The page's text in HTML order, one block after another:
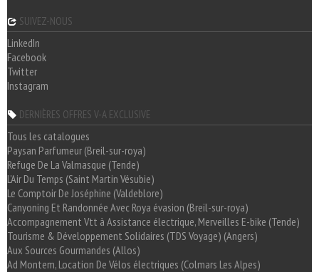
SUIVEZ-NOUS
LinkedIn
Facebook
Twitter
Instagram
DERNIÈRES OFFRES V-A EXCLUSIVE
Tous les catalogues
Paysan Parfumeur (Breil-sur-roya)
Refuge De La Valmasque (Tende)
L'Air Du Temps (Saint Martin Vésubie)
Le Comptoir De Joséphine (Valdeblore)
Canyoning Et Randonnée Avec Roya évasion (Breil-sur-roya)
Accompagnement Vtt à Assistance électrique, Merveilles E-bike (Tende)
Tourisme & Développement Solidaires (TDS Voyage) (Angers)
Aux Sources Gourmandes (Allos)
Ad Montem, Location De Vélos électriques (Colmars Les Alpes)